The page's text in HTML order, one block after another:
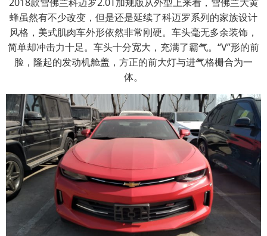
蜂虽然有不少改变，但是还是延续了科迈罗系列的家族设计
风格，美式肌肉车外形依然非常刚硬。车头毫无多余装饰，
简单却冲击力十足。车头十分宽大，充满了霸气。“V”形的前
脸，隆起的发动机舱盖，方正的前大灯与进气格栅合为一
体。